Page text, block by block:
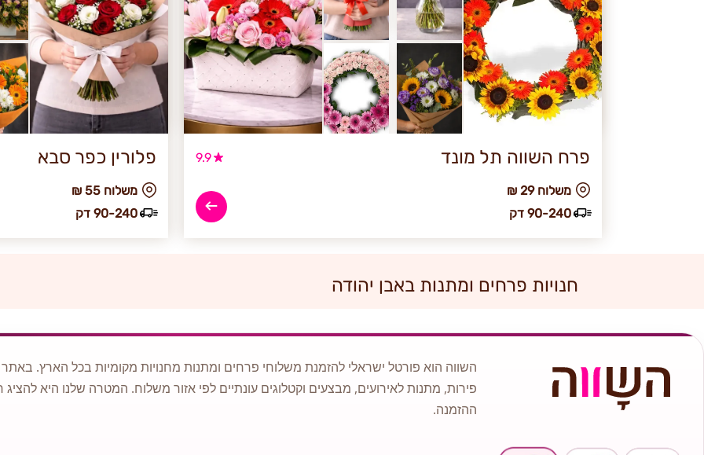
פרח השווה תל מונד 9.9
₪ משלוח 29
90-240 דק
פלורין כפר סבא
₪ משלוח 55
90-240 דק
חנויות פרחים ומתנות באבן יהודה
השווה הוא פורטל ישראלי להזמנת משלוחי פרחים ומתנות מחנויות מקומיות בכל הארץ.
פירות, מתנות לאירועים, מבצעים וקטלוגים עונתיים לפי אזור משלוח. המטרה שלנו היא
ההזמנה.